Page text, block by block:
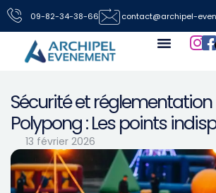
09-82-34-38-66 contact@archipel-
Sécurité et
Polypong : Les points
13 février 2026